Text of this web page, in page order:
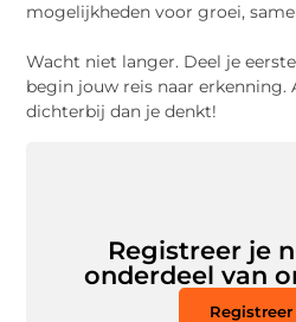
mogelijkheden voor groei,
Wacht niet langer. Deel je
begin jouw reis naar erkenning.
dichterbij dan je denkt!
Registreer je
onderdeel van
Registreer